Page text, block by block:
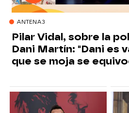
ANTENA3
Pilar Vidal, sobre la
Dani Martín: "Dani es
que se moja se